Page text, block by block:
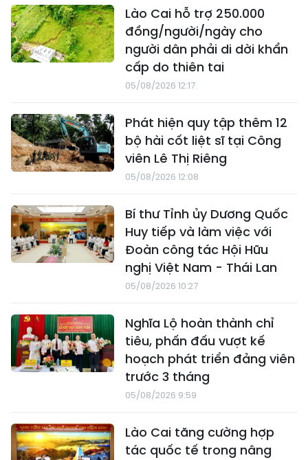
Lào Cai hỗ trợ 250.000
đồng/người/ngày cho
người dân phải di dời khẩn
cấp do thiên tai
05/08/2026 12:17
Phát hiện quy tập thêm 12
bộ hài cốt liệt sĩ tại Công
viên Lê Thị Riêng
05/08/2026 12:08
Bí thư Tỉnh ủy Dương Quốc
Huy tiếp và làm việc với
Đoàn công tác Hội Hữu
nghị Việt Nam - Thái Lan
05/08/2026 10:27
Nghĩa Lộ hoàn thành chỉ
tiêu, phấn đấu vượt kế
hoạch phát triển đảng viên
trước 3 tháng
05/08/2026 9:59
Lào Cai tăng cường hợp
tác quốc tế trong nâng